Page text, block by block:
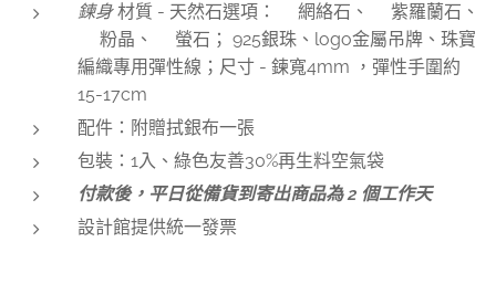
鍊身材質 - 天然石選項：✅網絡石、✅紫羅蘭石、
✅粉晶、✅螢石； 925銀珠、logo金屬吊牌、珠寶
編織專用彈性線；尺寸 - 鍊寬4mm ，彈性手圍約
15-17cm
配件：附贈拭銀布一張
包裝：1入、綠色友善30%再生料空氣袋
付款後，平日從備貨到寄出商品為 2 個工作天
設計館提供統一發票